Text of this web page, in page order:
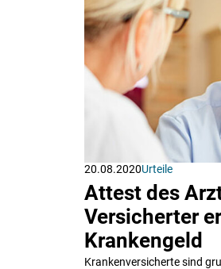
20.08.2020Urteile
Attest des
Versicherter
Krankengeld
Krankenversicherte sind